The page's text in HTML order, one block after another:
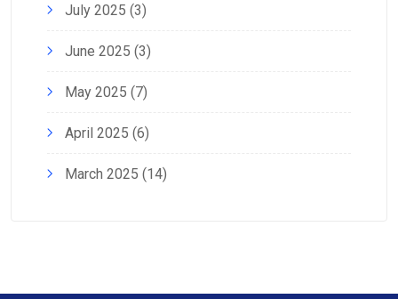
July 2025 (3)
June 2025 (3)
May 2025 (7)
April 2025 (6)
March 2025 (14)